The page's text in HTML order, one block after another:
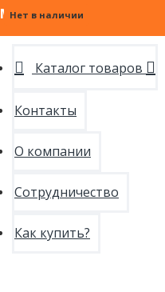
МЕНЮ
Каталог товаров
Контакты
О компании
Сотрудничество
Как купить?
Нет в наличии
Нет в наличии
Нет в наличии